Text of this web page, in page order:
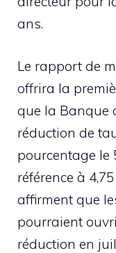
ans.
Le rapport de
offrira la
que la Banque
réduction de
pourcentage le
référence à
affirment que
pourraient
réduction en